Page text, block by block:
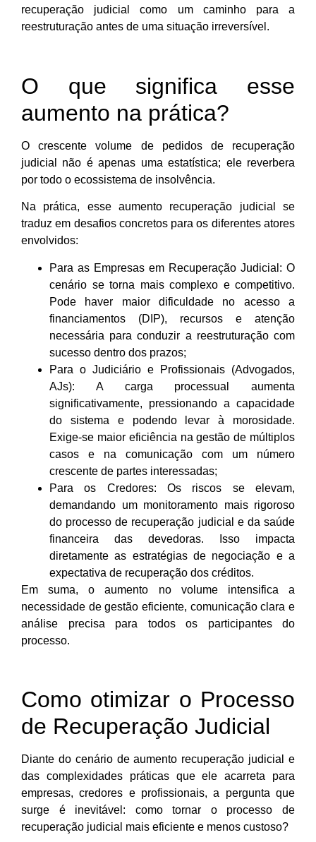
recuperação judicial como um caminho para a
reestruturação antes de uma situação irreversível.
O que significa esse
aumento na prática?
O crescente volume de pedidos de recuperação
judicial não é apenas uma estatística; ele reverbera
por todo o ecossistema de insolvência.
Na prática, esse aumento recuperação judicial se
traduz em desafios concretos para os diferentes atores
envolvidos:
Para as Empresas em Recuperação Judicial: O
cenário se torna mais complexo e competitivo.
Pode haver maior dificuldade no acesso a
financiamentos (DIP), recursos e atenção
necessária para conduzir a reestruturação com
sucesso dentro dos prazos;
Para o Judiciário e Profissionais (Advogados,
AJs): A carga processual aumenta
significativamente, pressionando a capacidade
do sistema e podendo levar à morosidade.
Exige-se maior eficiência na gestão de múltiplos
casos e na comunicação com um número
crescente de partes interessadas;
Para os Credores: Os riscos se elevam,
demandando um monitoramento mais rigoroso
do processo de recuperação judicial e da saúde
financeira das devedoras. Isso impacta
diretamente as estratégias de negociação e a
expectativa de recuperação dos créditos.
Em suma, o aumento no volume intensifica a
necessidade de gestão eficiente, comunicação clara e
análise precisa para todos os participantes do
processo.
Como otimizar o Processo
de Recuperação Judicial
Diante do cenário de aumento recuperação judicial e
das complexidades práticas que ele acarreta para
empresas, credores e profissionais, a pergunta que
surge é inevitável: como tornar o processo de
recuperação judicial mais eficiente e menos custoso?